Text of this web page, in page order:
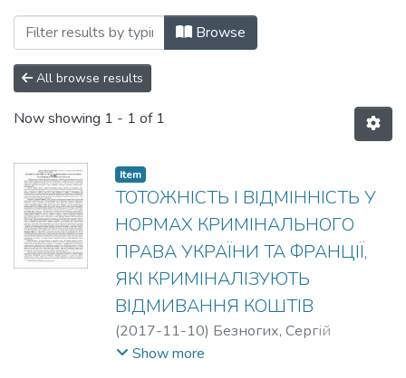
Browsing Корупційна злочинність у
Browse
All browse results
Now showing 1 - 1 of 1
Item
ТОТОЖНІСТЬ І ВІДМІННІСТЬ У
НОРМАХ КРИМІНАЛЬНОГО
ПРАВА УКРАЇНИ ТА ФРАНЦІЇ,
ЯКІ КРИМІНАЛІЗУЮТЬ
ВІДМИВАННЯ КОШТІВ
(2017-11-10) Безногих, Сергій
Володимирович
Show more